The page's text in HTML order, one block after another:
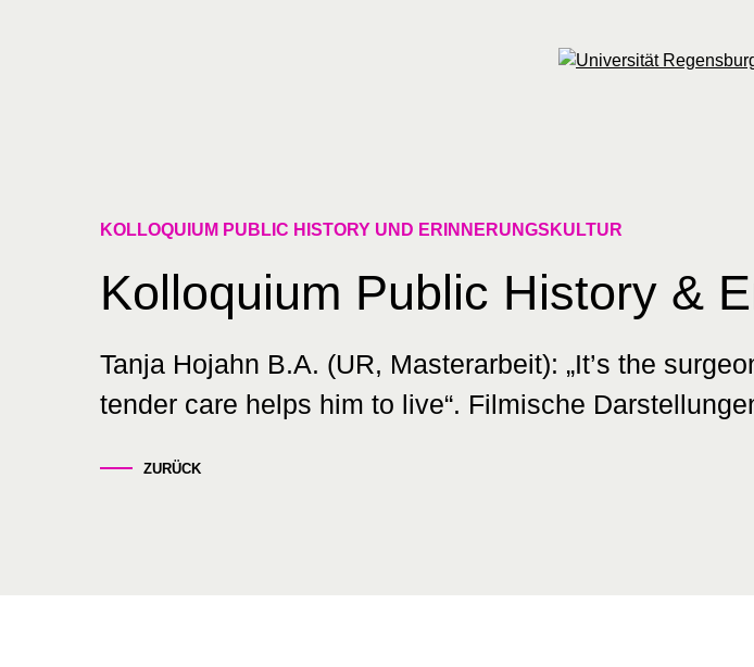
KOLLOQUIUM PUBLIC HISTORY UND ERINNERUNGSKULTUR
Kolloquium Public History &
Tanja Hojahn B.A. (UR, Masterarbeit): „It’s the
tender care helps him to live“. Filmische
ZURÜCK